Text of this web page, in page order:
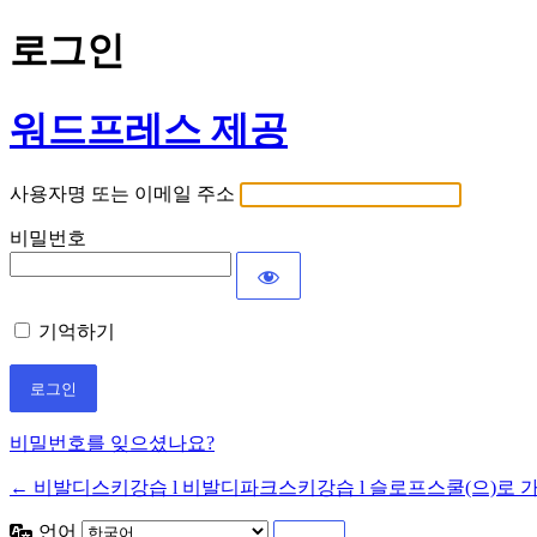
로그인
워드프레스 제공
사용자명 또는 이메일 주소
비밀번호
기억하기
비밀번호를 잊으셨나요?
← 비발디스키강습 l 비발디파크스키강습 l 슬로프스쿨(으)로
언어